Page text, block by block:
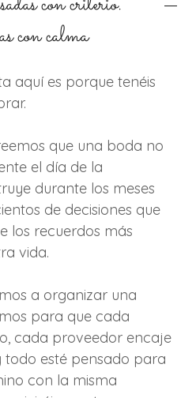
con calma
aquí es porque tenéis
que una boda no
el día de la
durante los meses
de decisiones que
los recuerdos más
vida.
a organizar una
para que cada
cada proveedor encaje
todo esté pensado para
con la misma